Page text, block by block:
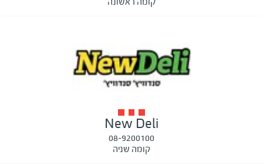
New Deli
08-9200100
קומה שניה